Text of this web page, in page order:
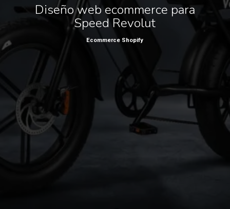
Diseño web ecommerce para
Speed Revolut
Ecommerce Shopify